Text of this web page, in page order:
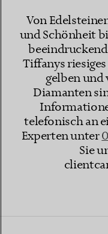
Von
und Schönheit
Tiffanys
gelben und
Diamanten
telefonisch an
Experten unter
Sie